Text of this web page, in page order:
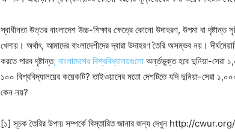
স্বাধীনতা উত্তর বাংলাদেশ উচ্চ-শিক্ষার ক্ষেত্রে কোনো উদাহরণ, উপমা বা দৃষ্টান্ত
খেলায়। অর্থাৎ, আমাদের বাংলাদেশীদের দ্বারা উদাহরণ তৈরি অসম্ভব নয়।
করতে পারব দৃষ্টান্ত; বাংলাদেশের বিশ্ববিদ্যালয়গুলো অর্ন্তভুক্ত হবে দুনিয়া-সেরা
১০০ বিশ্ববিদ্যালয়ের কয়েকটি? তাইওয়ানের মতো দেশটিতে যদি দুনিয়া-সেরা
কেন নয়?
[১] সূচক তৈরির উপায় সম্পর্কে বিস্তারিত জানার জন্য দেখুন http://